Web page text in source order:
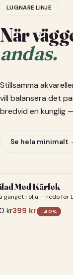
LUGNARE LINJE
När
andas.
Stillsamma
vill balansera det
bredvid en kunglig
Se hela minimalt
Med Kärlek
gänget i olja — redo för
kr399 kr -40%